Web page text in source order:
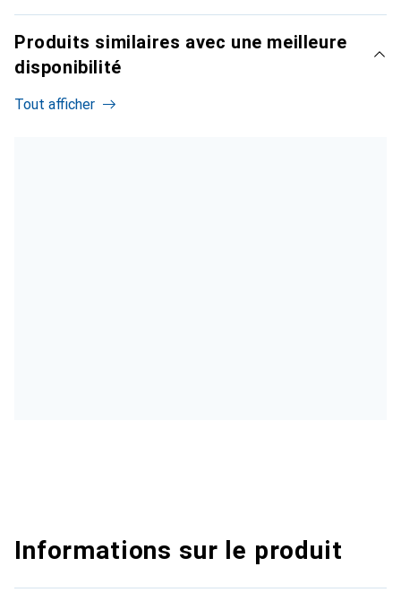
Produits similaires avec une meilleure
disponibilité
Tout afficher
Informations sur le produit